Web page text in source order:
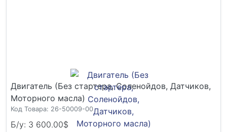
Двигатель (Без стартера, Соленойдов, Датчиков,
Моторного масла)
Код Товара: 26-50009-00
Б/у: 3 600.00$